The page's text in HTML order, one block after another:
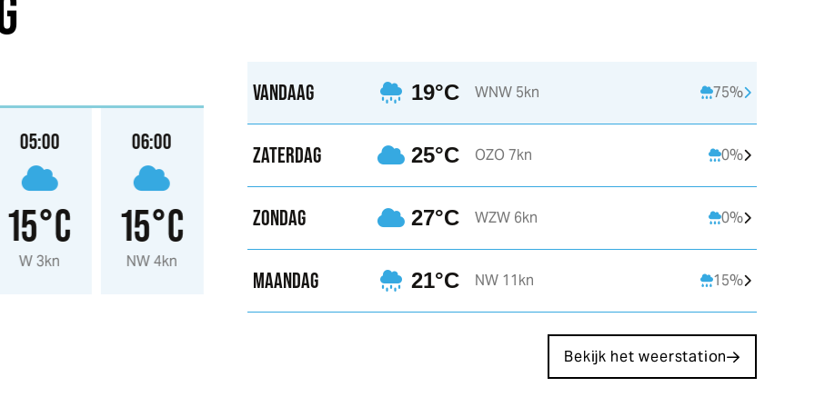
05:00
15°C
W 3kn
06:00
15°C
NW 4kn
07:00
15°C
08:00
16°C 16°C 16°C
VANDAAG 19°C WNW 5kn 75%
ZATERDAG 25°C OZO 7kn 0%
ZONDAG 27°C WZW 6kn 0%
MAANDAG 21°C NW 11kn 15%
Bekijk het weerstation